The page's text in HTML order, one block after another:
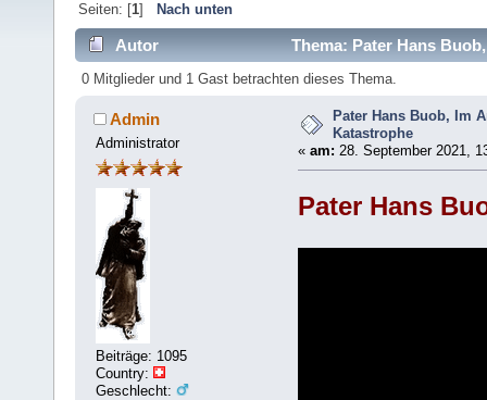
Seiten: [1] Nach unten
Autor Thema: Pater Hans
0 Mitglieder und 1 Gast betrachten dieses Thema.
Admin
Administrator
Beiträge: 1095
Country:
Geschlecht:
Pater Hans Buob, Im
Katastrophe
« am: 28. September 2021,
Pater Hans